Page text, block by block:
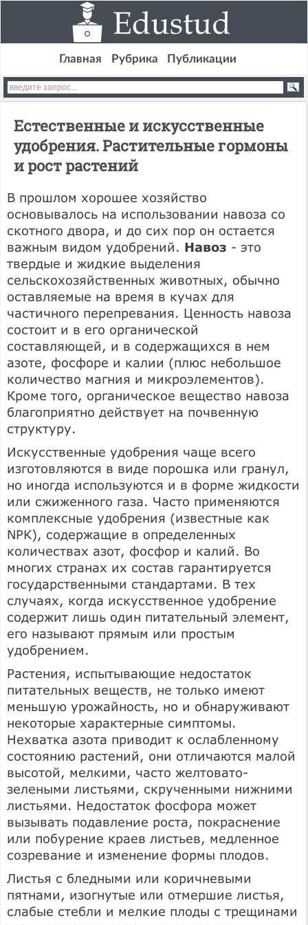
Главная Рубрика Публикации
Естественные и искусственные
удобрения. Растительные гормоны
и рост растений
В прошлом хорошее хозяйство
основывалось на использовании навоза со
скотного двора, и до сих пор он остается
важным видом удобрений. Навоз - это
твердые и жидкие выделения
сельскохозяйственных животных, обычно
оставляемые на время в кучах для
частичного перепревания. Ценность навоза
состоит и в его органической
составляющей, и в содержащихся в нем
азоте, фосфоре и калии (плюс небольшое
количество магния и микроэлементов).
Кроме того, органическое вещество навоза
благоприятно действует на почвенную
структуру.
Искусственные удобрения чаще всего
изготовляются в виде порошка или гранул,
но иногда используются и в форме жидкости
или сжиженного газа. Часто применяются
комплексные удобрения (известные как
NPK), содержащие в определенных
количествах азот, фосфор и калий. Во
многих странах их состав гарантируется
государственными стандартами. В тех
случаях, когда искусственное удобрение
содержит лишь один питательный элемент,
его называют прямым или простым
удобрением.
Растения, испытывающие недостаток
питательных веществ, не только имеют
меньшую урожайность, но и обнаруживают
некоторые характерные симптомы.
Нехватка азота приводит к ослабленному
состоянию растений, они отличаются малой
высотой, мелкими, часто желтовато-
зелеными листьями, скрученными нижними
листьями. Недостаток фосфора может
вызывать подавление роста, покраснение
или побурение краев листьев, медленное
созревание и изменение формы плодов.
Листья с бледными или коричневыми
пятнами, изогнутые или отмершие листья,
слабые стебли и мелкие плоды с трещинами